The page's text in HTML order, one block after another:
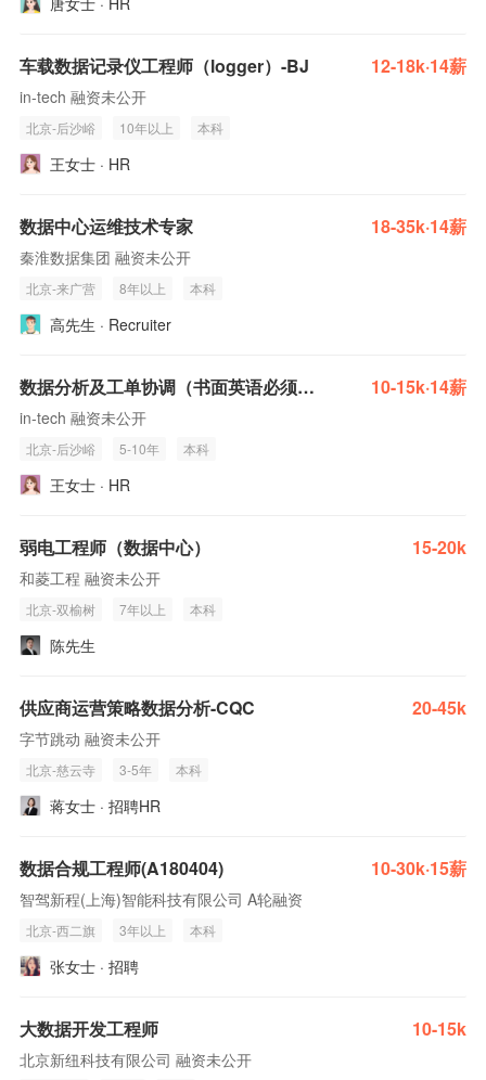
车载数据记录仪工程师（logger）-BJ 12-18k·14薪
in-tech 融资未公开
北京-后沙峪 10年以上 本科
王女士 · HR
数据中心运维技术专家 18-35k·14薪
秦淮数据集团 融资未公开
北京-来广营 8年以上 本科
高先生 · Recruiter
数据分析及工单协调（书面英语必须）-BJ 10-15k·14薪
in-tech 融资未公开
北京-后沙峪 5-10年 本科
王女士 · HR
弱电工程师（数据中心） 15-20k
和菱工程 融资未公开
北京-双榆树 7年以上 本科
陈先生
供应商运营策略数据分析-CQC 20-45k
字节跳动 融资未公开
北京-慈云寺 3-5年 本科
蒋女士 · 招聘HR
数据合规工程师(A180404) 10-30k·15薪
智驾新程(上海)智能科技有限公司 A轮融资
北京-西二旗 3年以上 本科
张女士 · 招聘
大数据开发工程师 10-15k
北京新纽科技有限公司 融资未公开